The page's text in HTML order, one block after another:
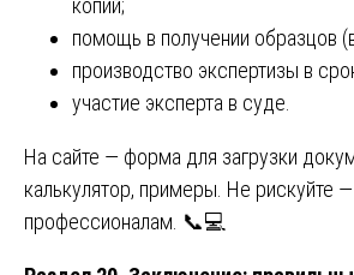
копий;
помощь в получении образцов
производство экспертизы в
участие эксперта в суде.
На сайте — форма для загрузки
калькулятор, примеры. Не рискуйте
профессионалам. 📞💻